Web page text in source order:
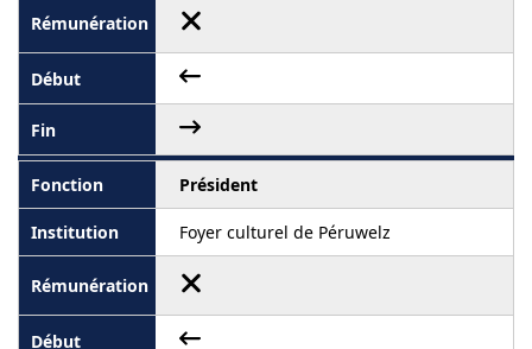
Président
Foyer culturel de Péruwelz